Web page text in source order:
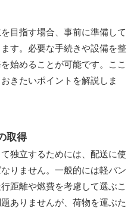
目指す場合、事前に準備して
す。必要な手続きや設備を整
始めることが可能です。ここ
きたいポイントを解説しま
取得
独立するためには、配送に使
りません。一般的には軽バン
距離や燃費を考慮して選ぶこ
ありませんが、荷物を運ぶた